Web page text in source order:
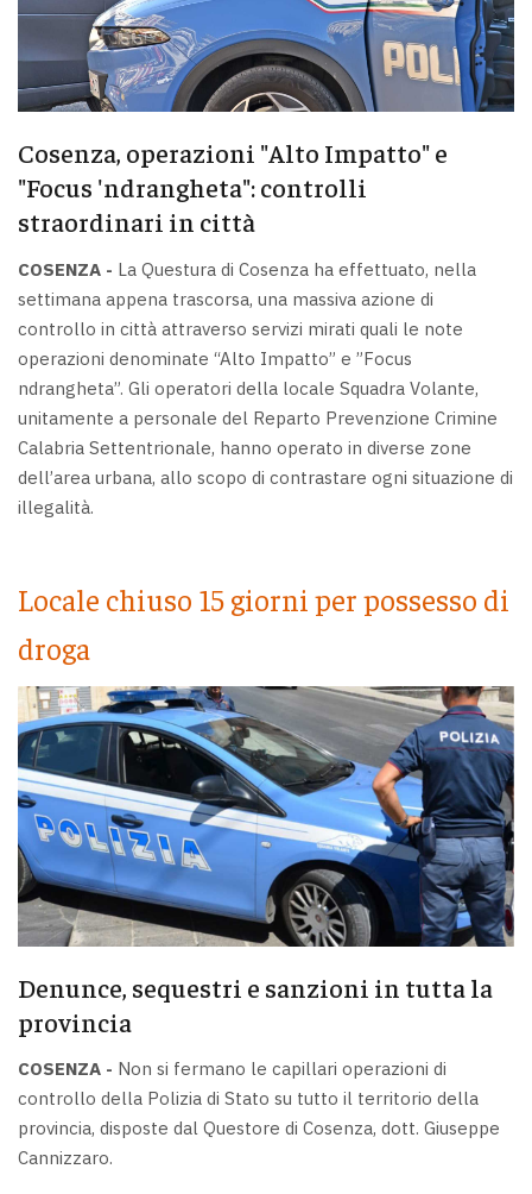
Cosenza, operazioni "Alto Impatto" e
"Focus 'ndrangheta": controlli
straordinari in città
COSENZA - La Questura di Cosenza ha effettuato, nella
settimana appena trascorsa, una massiva azione di
controllo in città attraverso servizi mirati quali le note
operazioni denominate “Alto Impatto” e ”Focus
ndrangheta”. Gli operatori della locale Squadra Volante,
unitamente a personale del Reparto Prevenzione Crimine
Calabria Settentrionale, hanno operato in diverse zone
dell’area urbana, allo scopo di contrastare ogni situazione di
illegalità.
Locale chiuso 15 giorni per possesso di
droga
Denunce, sequestri e sanzioni in tutta la
provincia
COSENZA - Non si fermano le capillari operazioni di
controllo della Polizia di Stato su tutto il territorio della
provincia, disposte dal Questore di Cosenza, dott. Giuseppe
Cannizzaro.